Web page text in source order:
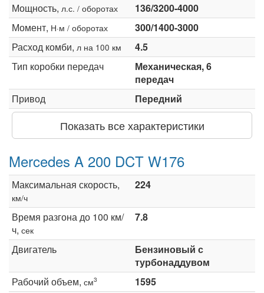
Мощность, л.с. / оборотах
136/3200-4000
Момент, Н·м / оборотах
300/1400-3000
Расход комби, л на 100 км
4.5
Тип коробки передач
Механическая, 6
передач
Привод
Передний
Показать все характеристики
Mercedes A 200 DCT W176
Максимальная скорость,
км/ч
224
Время разгона до 100 км/
ч, сек
7.8
Двигатель
Бензиновый с
турбонаддувом
Рабочий объем, см3
1595